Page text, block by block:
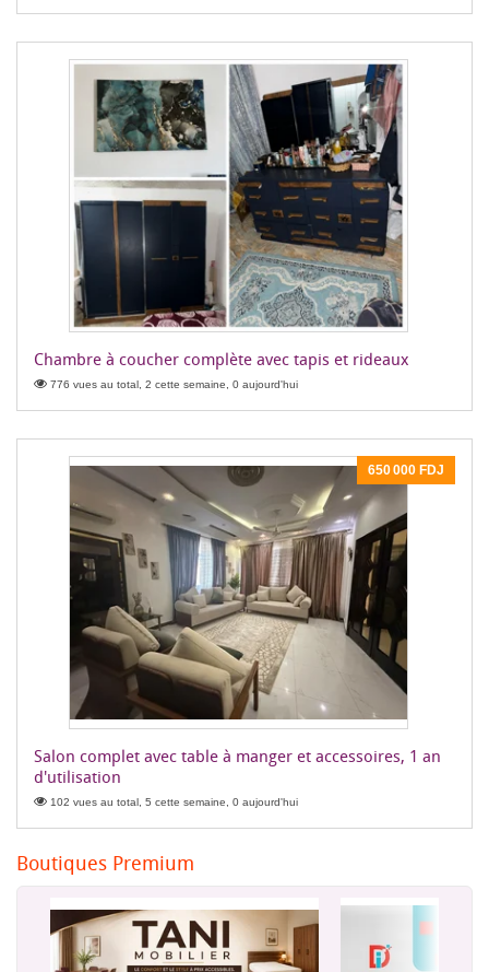
Chambre à coucher complète avec tapis et rideaux
776 vues au total, 2 cette semaine, 0 aujourd'hui
650 000 FDJ
Salon complet avec table à manger et accessoires, 1 an
d'utilisation
102 vues au total, 5 cette semaine, 0 aujourd'hui
Boutiques Premium